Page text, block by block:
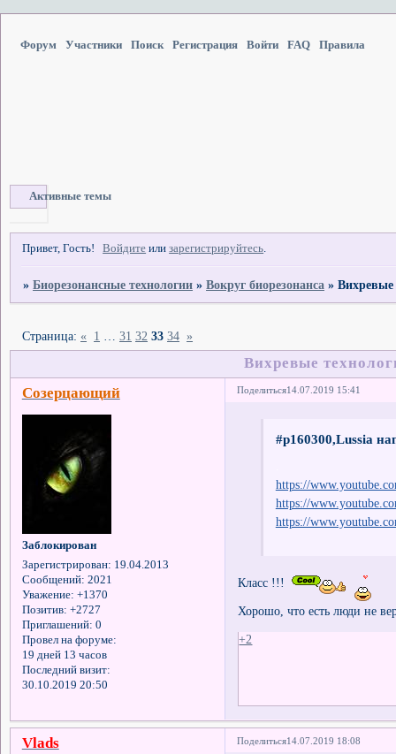
Форум Участники Поиск Регистрация Войти FAQ Правила
Активные темы
Привет, Гость! Войдите илизарегистрируйтесь.
»Биорезонансные технологии »Вокруг биорезонанса »
Вихревые
Страница: « 1 … 31 32 33 34 »
Поделиться14.07.2019 15:41
Созерцающий
Заблокирован
Зарегистрирован: 19.04.2013
Сообщений: 2021
Уважение: +1370
Позитив: +2727
Приглашений: 0
Провел на форуме:
19 дней 13 часов
Последний визит:
30.10.2019 20:50
#p160300,Lussia
https://
https://
https://
Класс !!!
Хорошо, что есть люди не
+2
Поделиться14.07.2019 18:08
Vlads